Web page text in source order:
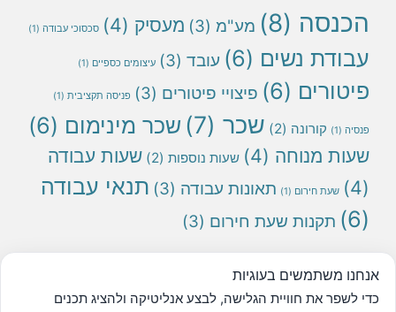
הכנסה (8) מע"מ (3) מעסיק (4) סכסוכי עבודה (1)
עבודת נשים (6) עובד (3) עיצומים כספיים (1)
פיטורים (6) פיצויי פיטורים (3) פניסה תקציבית (1)
פנסיה (1) קורונה (2) שכר (7) שכר מינימום (6)
שעות מנוחה (4) שעות נוספות (2)
שעות עבודה
(4)
שעת חירום (1) תאונות עבודה (3)
תנאי עבודה
(6)
תקנות שעת חירום (3)
המצוי באתר יש לראות את המידע המופיע באתר כהמלצה
וכמידע עזר בלבד.
אנחנו משתמשים בעוגיות
כדי לשפר את חוויית הגלישה, לבצע אנליטיקה ולהציג תכנים